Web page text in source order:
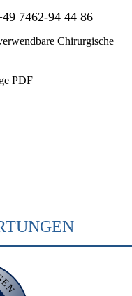
7462-94 44 86
Chirurgische
PDF